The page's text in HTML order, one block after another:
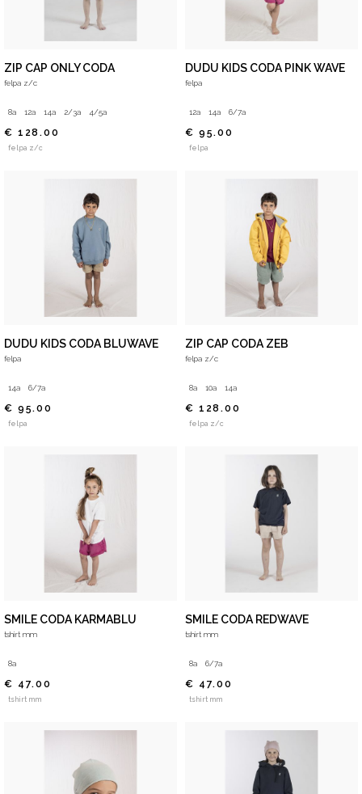
ZIP CAP ONLY CODA
felpa z/c
8a 12a 14a 2/3a 4/5a
€ 128.00
felpa z/c
DUDU KIDS CODA PINK WAVE
felpa
12a 14a 6/7a
€ 95.00
felpa
DUDU KIDS CODA BLUWAVE
felpa
14a 6/7a
€ 95.00
felpa
ZIP CAP CODA ZEB
felpa z/c
8a 10a 14a
€ 128.00
felpa z/c
SMILE CODA KARMABLU
tshirt mm
8a
€ 47.00
tshirt mm
SMILE CODA REDWAVE
tshirt mm
8a 6/7a
€ 47.00
tshirt mm